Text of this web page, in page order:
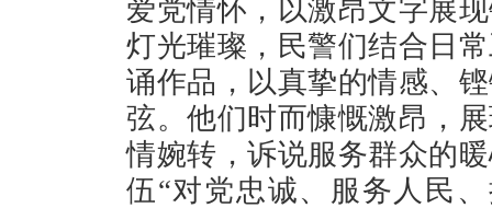
爱党情怀，以激昂文字展
灯光璀璨，民警们结合日
诵作品，以真挚的情感、
弦。他们时而慷慨激昂，
情婉转，诉说服务群众的
伍“对党忠诚、服务人民